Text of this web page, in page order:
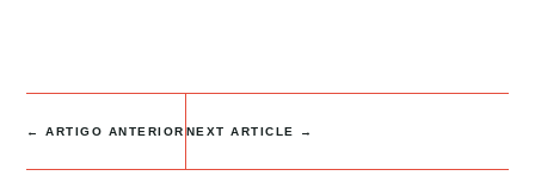
←ARTIGO ANTERIOR NEXT ARTICLE →